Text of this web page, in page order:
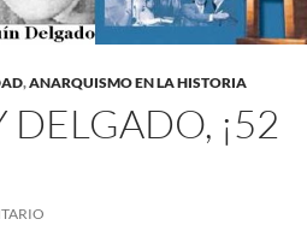
,ANARQUISMO EN LA HISTORIA
DELGADO, ¡52